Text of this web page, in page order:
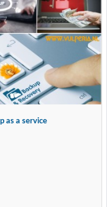
as a service